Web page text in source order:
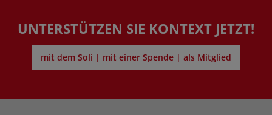
UNTERSTÜTZEN SIE KONTEXT JETZT!
mit dem Soli | mit einer Spende | als Mitglied